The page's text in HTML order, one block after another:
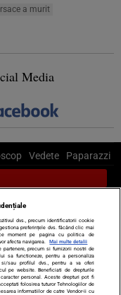
a murit
Media
Vedete Paparazzi
sau trimite mail la
Politică
de vise
LIFE STYLE
dvs., precum identificatorii cookie
preferințele dvs. făcând clic mai
moment pe pagina cu politica de
afecta navigarea.
Mai multe detalii
precum si furnizorii nostri de
sa functioneze, pentru a personaliza
sau profilul dvs., pentru a va oferi
pe website. Beneficiati de drepturile
personal. Aceste drepturi pot fi
acceptati folosirea tuturor Tehnologiilor de
informatiilor de catre Vendor-ii cu